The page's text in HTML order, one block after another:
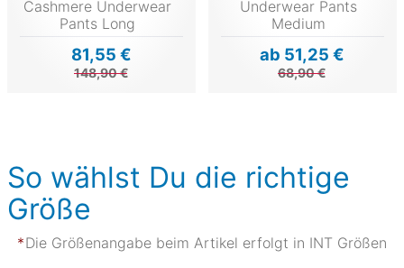
Cashmere Underwear
Pants Long
81,55 €
148,90 €
Underwear Pants
Medium
ab 51,25 €
68,90 €
So wählst Du die richtige
Größe
Die Größenangabe beim Artikel erfolgt in INT Größen